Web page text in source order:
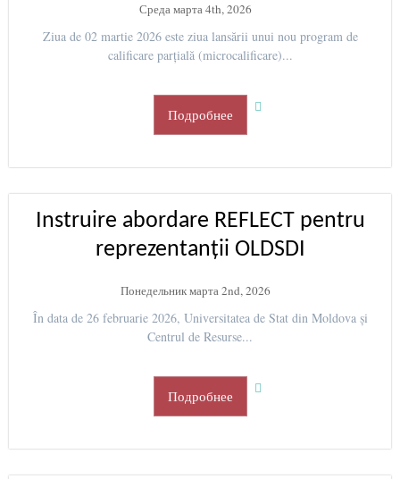
Среда марта 4th, 2026
Ziua de 02 martie 2026 este ziua lansării unui nou program de
calificare parțială (microcalificare)...
Подробнее
Instruire abordare REFLECT pentru
reprezentanții OLDSDI
Понедельник марта 2nd, 2026
În data de 26 februarie 2026, Universitatea de Stat din Moldova și
Centrul de Resurse...
Подробнее